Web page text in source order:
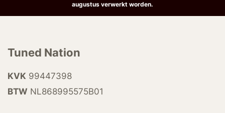
augustus verwerkt worden.
Tuned Nation
KVK 99447398
BTW NL868995575B01